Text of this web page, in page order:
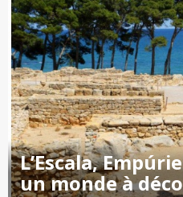
L’Escala,
un monde à